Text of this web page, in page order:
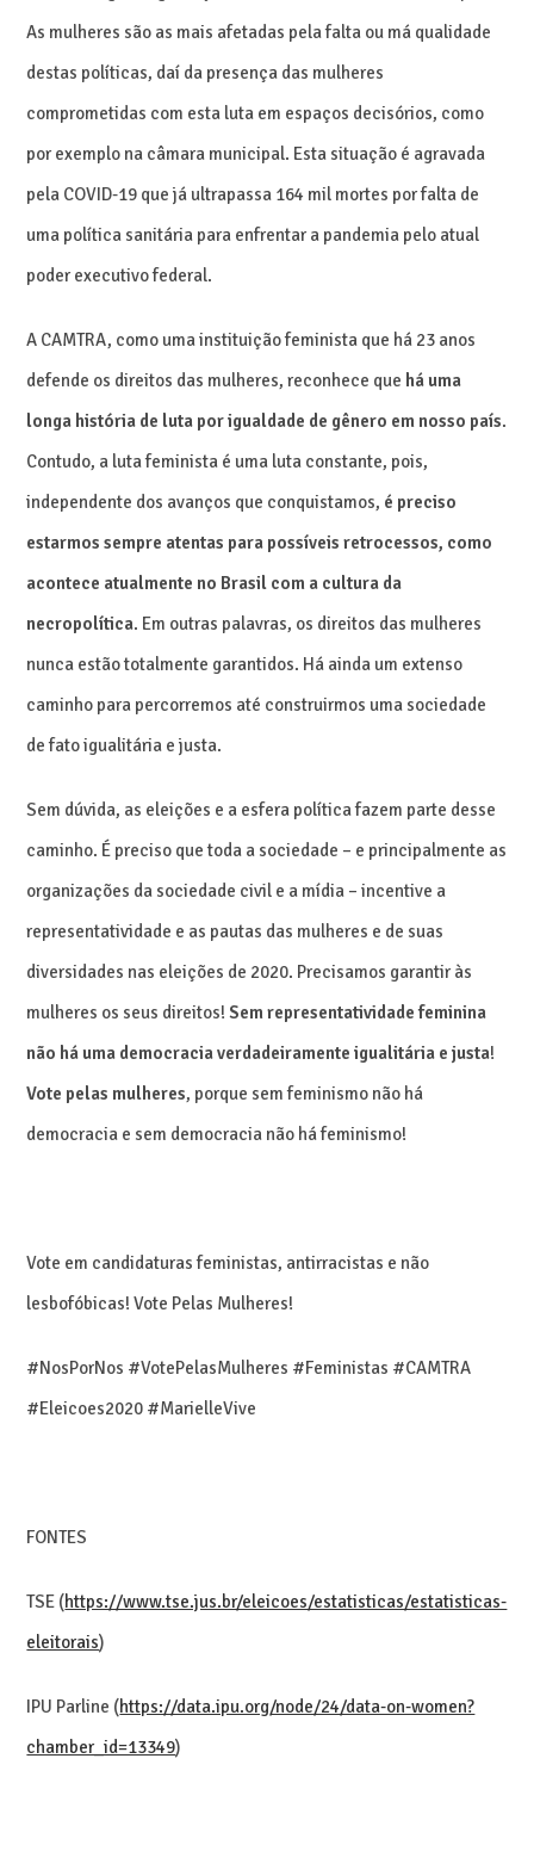
As mulheres são as mais afetadas pela falta ou má qualidade
destas políticas, daí da presença das mulheres
comprometidas com esta luta em espaços decisórios, como
por exemplo na câmara municipal. Esta situação é agravada
pela COVID-19 que já ultrapassa 164 mil mortes por falta de
uma política sanitária para enfrentar a pandemia pelo atual
poder executivo federal.
A CAMTRA, como uma instituição feminista que há 23 anos
defende os direitos das mulheres, reconhece que há uma
longa história de luta por igualdade de gênero em nosso país.
Contudo, a luta feminista é uma luta constante, pois,
independente dos avanços que conquistamos, é preciso
estarmos sempre atentas para possíveis retrocessos, como
acontece atualmente no Brasil com a cultura da
necropolítica. Em outras palavras, os direitos das mulheres
nunca estão totalmente garantidos. Há ainda um extenso
caminho para percorremos até construirmos uma sociedade
de fato igualitária e justa.
Sem dúvida, as eleições e a esfera política fazem parte desse
caminho. É preciso que toda a sociedade – e principalmente as
organizações da sociedade civil e a mídia – incentive a
representatividade e as pautas das mulheres e de suas
diversidades nas eleições de 2020. Precisamos garantir às
mulheres os seus direitos!Sem representatividade feminina
não há uma democracia verdadeiramente igualitária e justa!
Vote pelas mulheres, porque sem feminismo não há
democracia e sem democracia não há feminismo!
Vote em candidaturas feministas, antirracistas e não
lesbofóbicas! Vote Pelas Mulheres!
#NosPorNos #VotePelasMulheres #Feministas #CAMTRA
#Eleicoes2020 #MarielleVive
FONTES
TSE (https://www.tse.jus.br/eleicoes/estatisticas/estatisticas-
eleitorais)
IPU Parline (https://data.ipu.org/node/24/data-on-women?
chamber_id=13349)